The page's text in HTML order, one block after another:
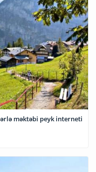
məktəbi peyk interneti